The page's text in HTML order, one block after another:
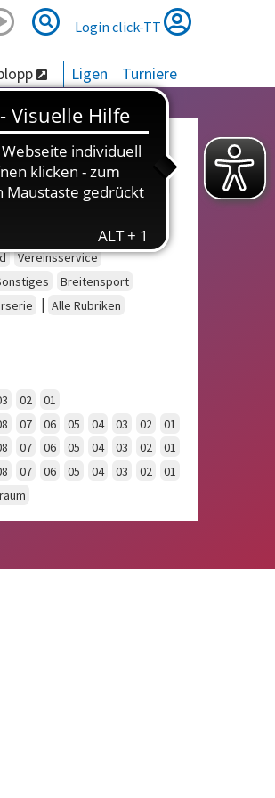
Suche
Suche
Login click-TT
Ligen Turniere
Einzelsport Erwachsene
Vereinsservice
Breitensport
| Alle Rubriken
02 01
07 06 05 04 03 02 01
07 06 05 04 03 02 01
07 06 05 04 03 02
01